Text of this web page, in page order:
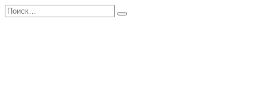
Перейти
к
Search
for: